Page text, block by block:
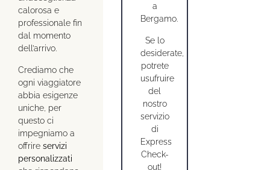
calorosa e
professionale fin
dal momento
dell’arrivo.
Crediamo che
ogni viaggiatore
abbia esigenze
uniche, per
questo ci
impegniamo a
offrire servizi
personalizzati
a
Bergamo.
Se lo
desiderate,
potrete
usufruire
del
nostro
servizio
di
Express
Check-
out!